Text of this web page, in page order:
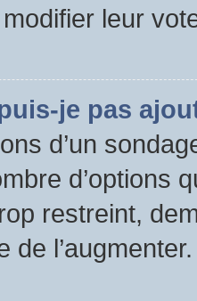
leur
je pas
d’un
d’options
restreint,
de l’augmenter.